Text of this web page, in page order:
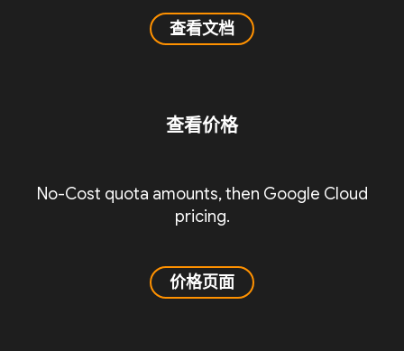
查看文档
查看价格
No-Cost quota amounts, then Google Cloud
pricing.
价格页面